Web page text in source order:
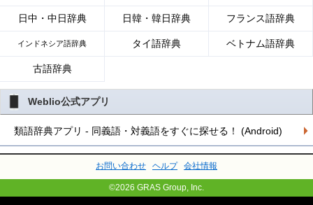
日中・中日辞典 日韓・韓日辞典 フランス語辞典
インドネシア語辞典 タイ語辞典 ベトナム語辞典
古語辞典
Weblio公式アプリ
類語辞典アプリ - 同義語・対義語をすぐに探せる！ (Android)
お問い合わせ ヘルプ 会社情報
©2026 GRAS Group, Inc.